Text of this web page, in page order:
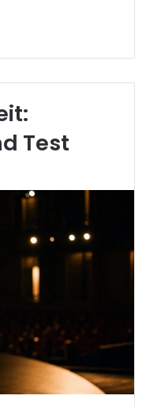
Test